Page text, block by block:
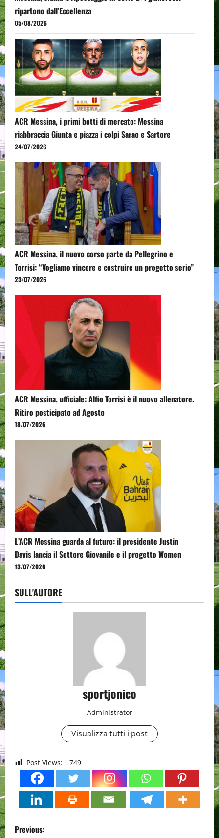
ripartono dall’Eccellenza
05/08/2026
ACR Messina, i primi botti di mercato: Messina
riabbraccia Giunta e piazza i colpi Sarao e Sartore
24/07/2026
ACR Messina, il nuovo corso parte da Pellegrino e
Torrisi: “Vogliamo vincere e costruire un progetto serio”
23/07/2026
ACR Messina, ufficiale: Alfio Torrisi è il nuovo allenatore.
Ritiro posticipato ad Agosto
18/07/2026
L’ACR Messina guarda al futuro: il presidente Justin
Davis lancia il Settore Giovanile e il progetto Women
13/07/2026
SULL'AUTORE
sportjonico
Administrator
Visualizza tutti i post
Post Views: 749
P
Previous: